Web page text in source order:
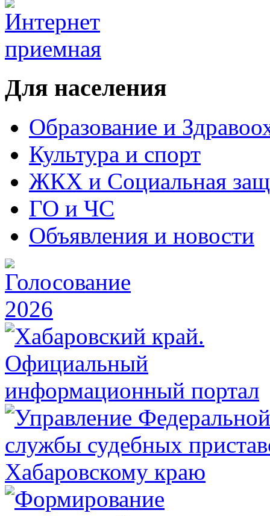
Для населения
Образование и
Культура и спорт
ЖКХ и Социальная
ГО и ЧС
Объявления и новости